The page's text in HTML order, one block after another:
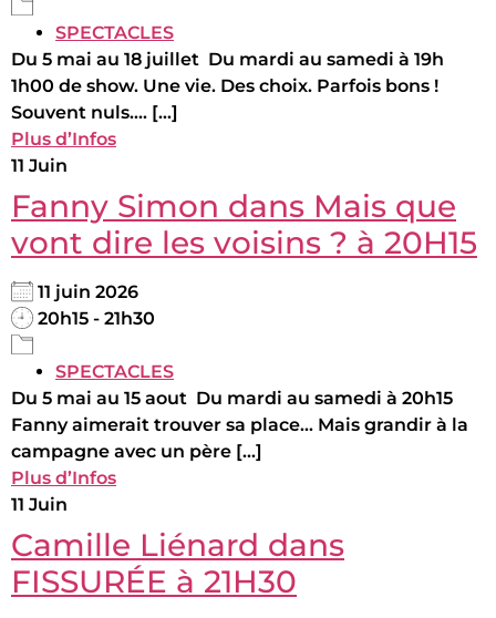
SPECTACLES
Du 5 mai au 18 juillet Du mardi au samedi à 19h
1h00 de show. Une vie. Des choix. Parfois bons !
Souvent nuls.... [...]
Plus d’Infos
11 Juin
Fanny Simon dans Mais que
vont dire les voisins ? à 20H15
11 juin 2026
20h15 - 21h30
SPECTACLES
Du 5 mai au 15 aout Du mardi au samedi à 20h15
Fanny aimerait trouver sa place... Mais grandir à la
campagne avec un père [...]
Plus d’Infos
11 Juin
Camille Liénard dans
FISSURÉE à 21H30